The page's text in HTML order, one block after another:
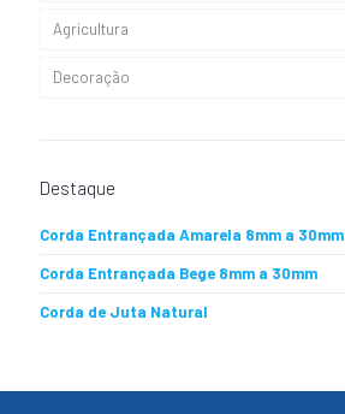
Cabos Escota
Cabos Nauticos Ganchetas
Agricultura
Decoração
Destaque
Corda Entrançada Amarela 8mm a 30mm
Corda Entrançada Bege 8mm a 30mm
Corda de Juta Natural